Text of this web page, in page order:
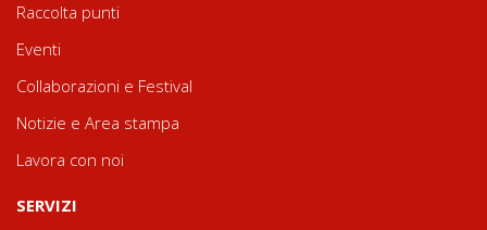
Raccolta punti
Eventi
Collaborazioni e Festival
Notizie e Area stampa
Lavora con noi
SERVIZI